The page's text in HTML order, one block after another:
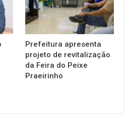
Prefeitura apresenta
projeto de revitalização
da Feira do Peixe
Praeirinho